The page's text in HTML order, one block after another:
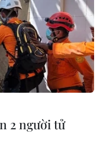
2 người tử